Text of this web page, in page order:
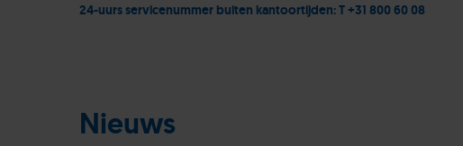
24-uurs servicenummer buiten kantoortijden: T +31 800 60 08
Nieuws